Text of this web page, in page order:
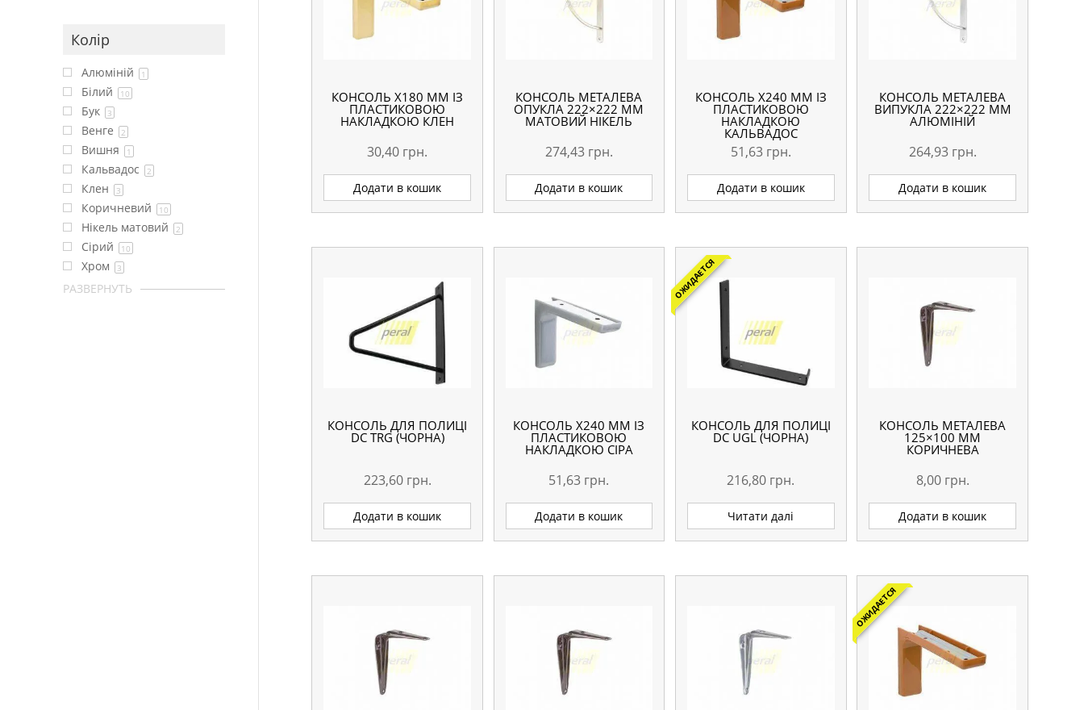
КОНСОЛЬ Х180 ММ ІЗ
ПЛАСТИКОВОЮ
НАКЛАДКОЮ КЛЕН
30,40 грн.
Додати в кошик
КОНСОЛЬ МЕТАЛЕВА
ОПУКЛА 222×222 ММ
МАТОВИЙ НІКЕЛЬ
274,43 грн.
Додати в кошик
КОНСОЛЬ Х240 ММ ІЗ
ПЛАСТИКОВОЮ
НАКЛАДКОЮ
КАЛЬВАДОС
51,63 грн.
Додати в кошик
КОНСОЛЬ МЕТАЛЕВА
ВИПУКЛА 222×222 ММ
АЛЮМІНІЙ
264,93 грн.
Додати в кошик
КОНСОЛЬ ДЛЯ ПОЛИЦІ
DC TRG (ЧОРНА)
223,60 грн.
Додати в кошик
КОНСОЛЬ Х240 ММ ІЗ
ПЛАСТИКОВОЮ
НАКЛАДКОЮ СІРА
51,63 грн.
Додати в кошик
ОЖИДАЕТСЯ
КОНСОЛЬ ДЛЯ ПОЛИЦІ
DC UGL (ЧОРНА)
216,80 грн.
Читати далі
КОНСОЛЬ МЕТАЛЕВА
125×100 ММ
КОРИЧНЕВА
8,00 грн.
Додати в кошик
ОЖИДАЕТСЯ
Колір
Алюміній 1
Білий 10
Бук 3
Венге 2
Вишня 1
Кальвадос 2
Клен 3
Коричневий 10
Нікель матовий 2
Сірий 10
Хром 3
РАЗВЕРНУТЬ